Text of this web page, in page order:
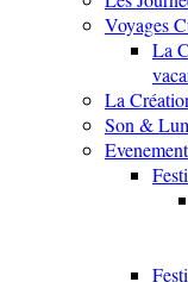
Voyages
La
La
Son &